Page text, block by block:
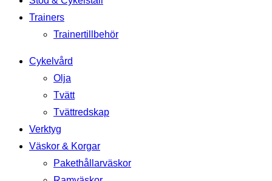
Trainers
Trainertillbehör
Cykelvård
Olja
Tvätt
Tvättredskap
Verktyg
Väskor & Korgar
Pakethållarväskor